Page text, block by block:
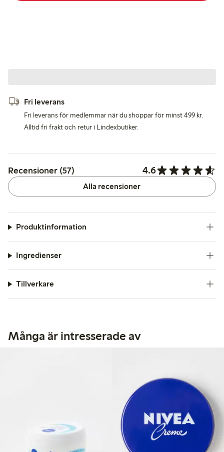
Fri leverans
Fri leverans för medlemmar när du shoppar för minst 499 kr.
Alltid fri frakt och retur i Lindexbutiker.
Recensioner (57) 4.6
Alla recensioner
Produktinformation
Ingredienser
Tillverkare
Många är intresserade av